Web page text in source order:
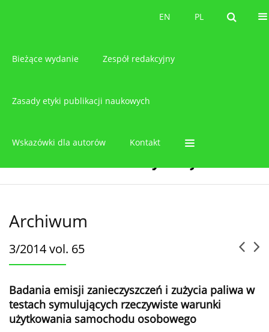
PL
EN PL
EN
Bieżące wydanie Zespół redakcyjny
Zasady etyki publikacji naukowych
Wskazówki dla autorów Kontakt
Archiwum
3/2014 vol. 65
Badania emisji zanieczyszczeń i zużycia paliwa w
testach symulujących rzeczywiste warunki
użytkowania samochodu osobowego